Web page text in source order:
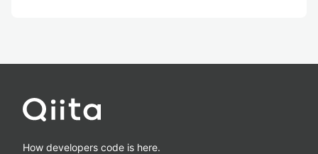
How developers code is here.